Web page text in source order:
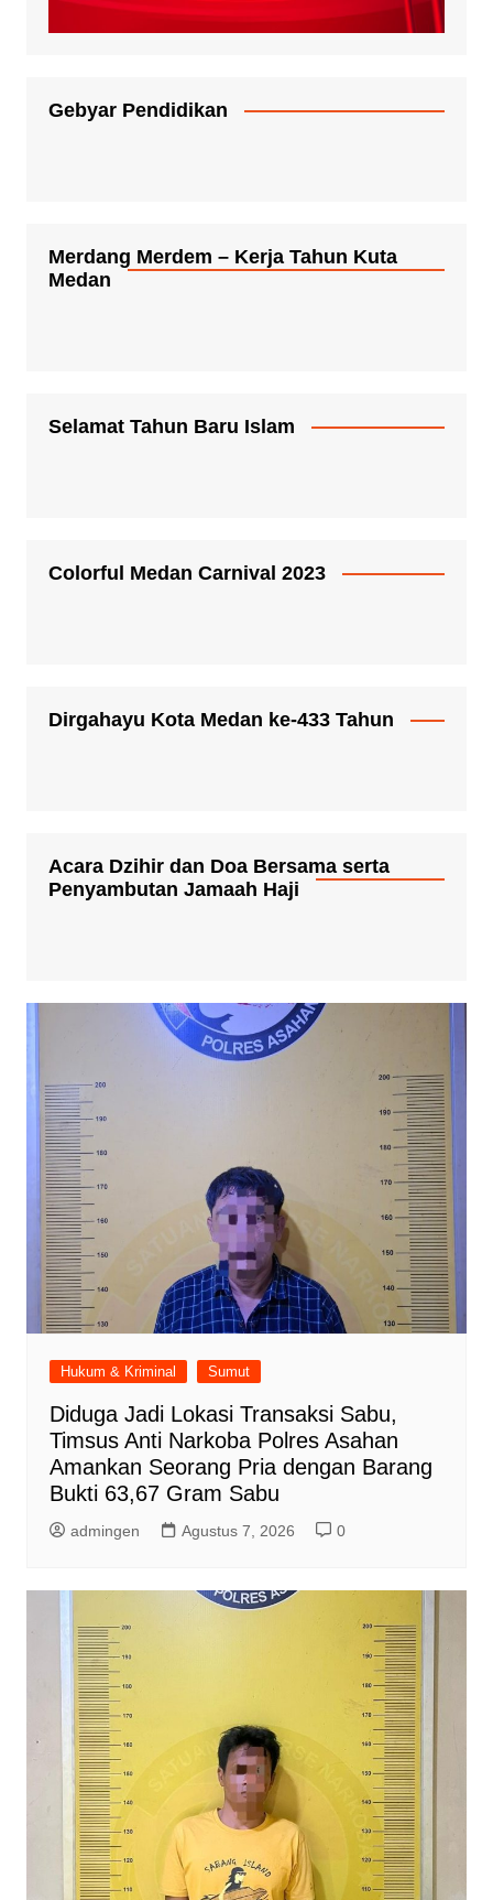
Gebyar Pendidikan
Merdang Merdem – Kerja Tahun Kuta
Medan
Selamat Tahun Baru Islam
Colorful Medan Carnival 2023
Dirgahayu Kota Medan ke-433 Tahun
Acara Dzihir dan Doa Bersama serta
Penyambutan Jamaah Haji
Hukum & Kriminal Sumut
Diduga Jadi Lokasi Transaksi Sabu,
Timsus Anti Narkoba Polres Asahan
Amankan Seorang Pria dengan Barang
Bukti 63,67 Gram Sabu
admingen Agustus 7, 2026 0